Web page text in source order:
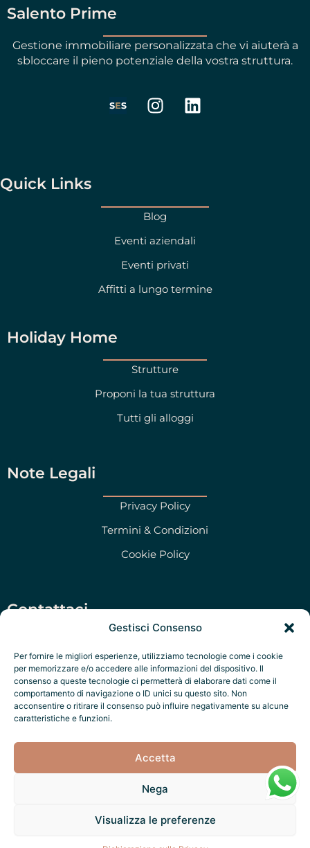
Gestisci Consenso
Per fornire le migliori esperienze, utilizziamo tecnologie come i cookie
per memorizzare e/o accedere alle informazioni del dispositivo. Il
consenso a queste tecnologie ci permetterà di elaborare dati come il
comportamento di navigazione o ID unici su questo sito. Non
acconsentire o ritirare il consenso può influire negativamente su alcune
caratteristiche e funzioni.
Accetta
Nega
Visualizza le preferenze
Salento Prime
Gestione immobiliare personalizzata che vi aiuterà a
sbloccare il pieno potenziale della vostra struttura.
I
n
a
m
L
i
Quick Links
Blog
Eventi aziendali
Eventi privati
Affitti a lungo termine
Holiday Home
Strutture
Proponi la tua struttura
Tutti gli alloggi
Note Legali
Privacy Policy
Termini & Condizioni
Cookie Policy
Contattaci
+39 351 79 47 280
P.IVA: Salento Prime Srl IT05322970756
Salento Exclusive Services
Fatto con ❤️ daSalento Factory
Noi accettiamo: